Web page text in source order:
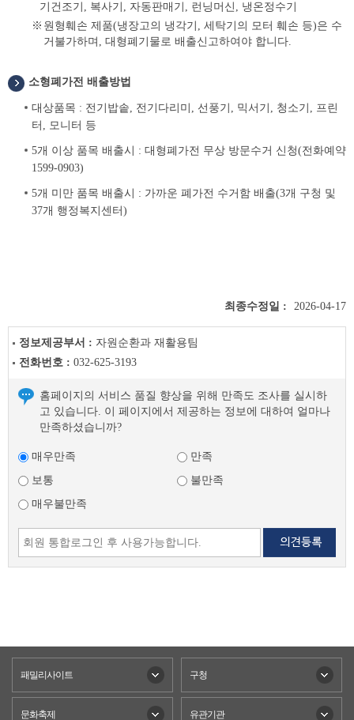
기건조기, 복사기, 자동판매기, 런닝머신, 냉온정수기
원형훼손 제품(냉장고의 냉각기, 세탁기의 모터 훼손 등)은 수
거불가하며, 대형폐기물로 배출신고하여야 합니다.
소형폐가전 배출방법
대상품목 : 전기밥솥, 전기다리미, 선풍기, 믹서기, 청소기, 프린
터, 모니터 등
5개 이상 품목 배출시 : 대형폐가전 무상 방문수거 신청(전화예약
1599-0903)
5개 미만 품목 배출시 : 가까운 폐가전 수거함 배출(3개 구청 및
37개 행정복지센터)
최종수정일 : 2026-04-17
정보제공부서 : 자원순환과 재활용팀
전화번호 : 032-625-3193
홈페이지의 서비스 품질 향상을 위해 만족도 조사를 실시하
고 있습니다. 이 페이지에서 제공하는 정보에 대하여 얼마나
만족하셨습니까?
매우만족
만족
보통
불만족
매우불만족
패밀리사이트 구청
문화축제 유관기관